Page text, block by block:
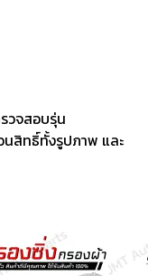
วจสอบรุ่น
นสิทธิ์ทั้งรูปภาพ และ